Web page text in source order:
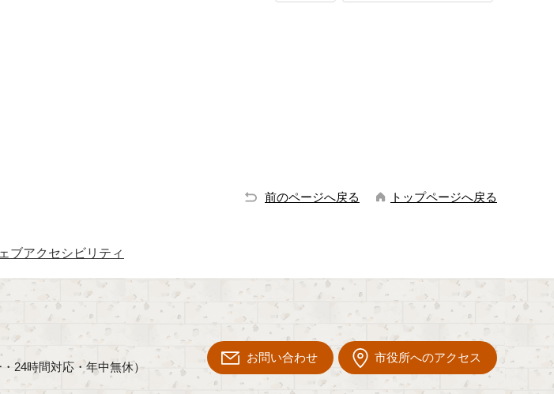
前のページへ戻る トップページへ戻る
ブアクセシビリティ
24時間対応・年中無休）
お問い合わせ 市役所へのアクセス